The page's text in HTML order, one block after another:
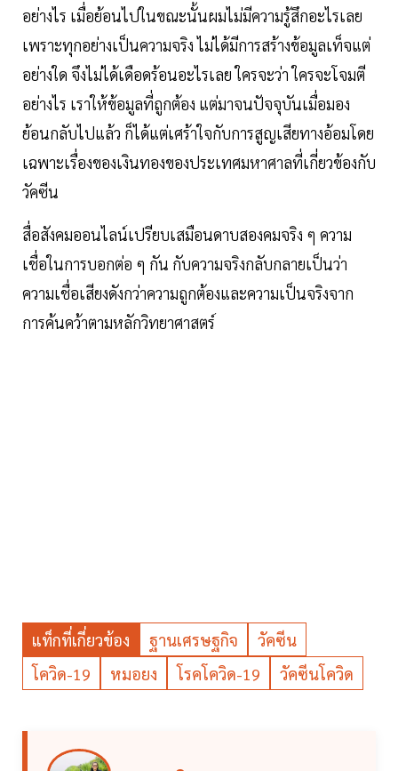
อย่างไร เมื่อย้อนไปในขณะนั้นผมไม่มีความรู้สึกอะไรเลย
เพราะทุกอย่างเป็นความจริง ไม่ได้มีการสร้างข้อมูลเท็จแต่
อย่างใด จึงไม่ได้เดือดร้อนอะไรเลย ใครจะว่า ใครจะโจมตี
อย่างไร เราให้ข้อมูลที่ถูกต้อง แต่มาจนปัจจุบันเมื่อมอง
ย้อนกลับไปแล้ว ก็ได้แต่เศร้าใจกับการสูญเสียทางอ้อมโดย
เฉพาะเรื่องของเงินทองของประเทศมหาศาลที่เกี่ยวข้องกับ
วัคซีน
สื่อสังคมออนไลน์เปรียบเสมือนดาบสองคมจริง ๆ ความ
เชื่อในการบอกต่อ ๆ กัน กับความจริงกลับกลายเป็นว่า
ความเชื่อเสียงดังกว่าความถูกต้องและความเป็นจริงจาก
การค้นคว้าตามหลักวิทยาศาสตร์
แท็กที่เกี่ยวข้อง ฐานเศรษฐกิจ
วัคซีน
โควิด-19
หมอยง โรคโควิด-19 วัคซีนโควิด